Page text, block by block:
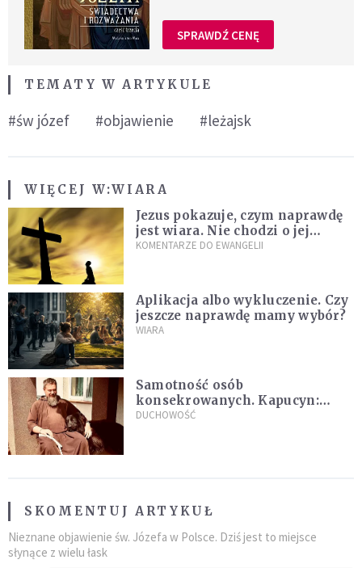
SPRAWDŹ CENĘ
TEMATY W ARTYKULE
#św józef #objawienie #leżajsk
WIĘCEJ W:WIARA
Jezus pokazuje, czym naprawdę
jest wiara. Nie chodzi o jej
wielkość
KOMENTARZE DO EWANGELII
Aplikacja albo wykluczenie. Czy
jeszcze naprawdę mamy wybór?
WIARA
Samotność osób
konsekrowanych. Kapucyn:
Życie w pojedynkę rzadko jest
DUCHOWOŚĆ
SKOMENTUJ ARTYKUŁ
Nieznane objawienie św. Józefa w Polsce. Dziś jest to miejsce
słynące z wielu łask